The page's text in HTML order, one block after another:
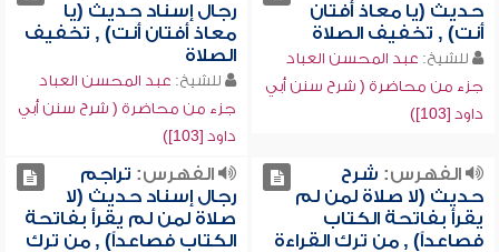
حديث (يا معاذ أفتان
أنت) , تخفيف الصلاة
للشيخ: عبد المحسن العباد
جزء من محاضرة ( شرح سنن أبي
داود [103])
رجال إسناد حديث (يا
معاذ أفتان أنت) , تخفيف
الصلاة
للشيخ: عبد المحسن العباد
جزء من محاضرة ( شرح سنن أبي
داود [103])
الفهرس: شرح
حديث (لا صلاة لمن لم
يقرأ بفاتحة الكتاب
فصاعداً) , من ترك القراءة
الفهرس: تراجم
رجال إسناد حديث (لا
صلاة لمن لم يقرأ بفاتحة
الكتاب فصاعداً) , من ترك